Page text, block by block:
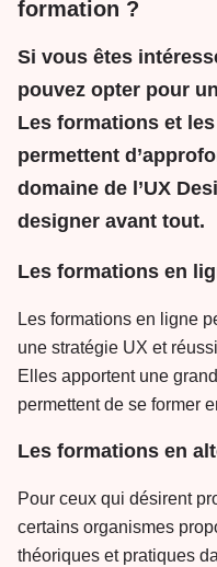
formation ?
Si vous êtes
pouvez opter pour
Les formations et
permettent
domaine de l’UX
designer avant tout.
Les formations en
Les formations en ligne
une stratégie UX et
Elles apportent une
permettent de se former
Les formations en
Pour ceux qui désirent
certains organismes
théoriques et pratiques